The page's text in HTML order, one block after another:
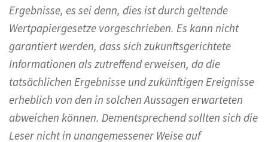
Ergebnisse, es sei denn, dies ist durch geltende
Wertpapiergesetze vorgeschrieben. Es kann nicht
garantiert werden, dass sich zukunftsgerichtete
Informationen als zutreffend erweisen, da die
tatsächlichen Ergebnisse und zukünftigen Ereignisse
erheblich von den in solchen Aussagen erwarteten
abweichen können. Dementsprechend sollten sich die
Leser nicht in unangemessener Weise auf